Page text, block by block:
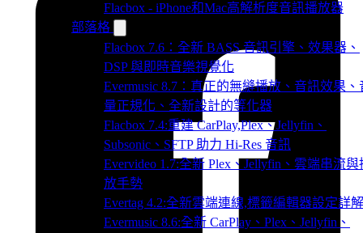
Flacbox - iPhone和Mac高解析度音訊播放器
部落格
Flacbox 7.6：全新 BASS 音訊引擎、效果器、
DSP 與即時音樂視覺化
Evermusic 8.7：真正的無縫播放、音訊效果、
量正規化、全新設計的等化器
Flacbox 7.4:重建 CarPlay,Plex、Jellyfin、
Subsonic、SFTP 助力 Hi-Res 音訊
Evervideo 1.7:全新 Plex、Jellyfin、雲端串流與
放手勢
Evertag 4.2:全新雲端連線,標籤編輯器設定詳解
Evermusic 8.6:全新 CarPlay、Plex、Jellyfin、